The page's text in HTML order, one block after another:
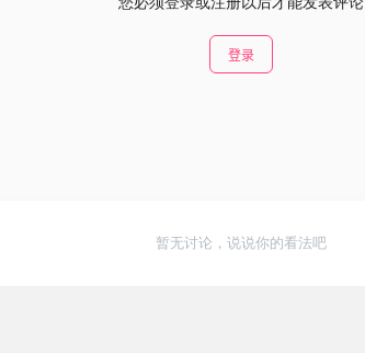
登录
暂无讨论，说说你的看法吧